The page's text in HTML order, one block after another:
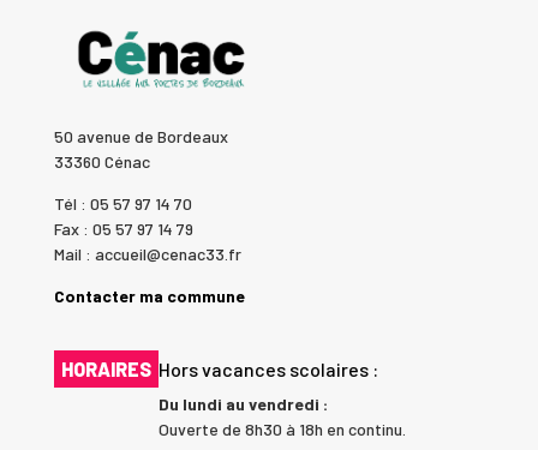
50 avenue de Bordeaux
33360 Cénac
Tél : 05 57 97 14 70
Fax : 05 57 97 14 79
Mail : accueil@cenac33.fr
Contacter ma commune
HORAIRES Hors vacances scolaires :
Du lundi au vendredi :
Ouverte de 8h30 à 18h en continu.